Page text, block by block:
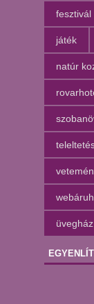
fesztivál
játék
natúr
üvegház